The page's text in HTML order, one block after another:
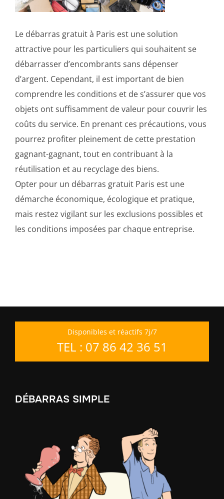
Le débarras gratuit à Paris est une solution
attractive pour les particuliers qui souhaitent se
débarrasser d’encombrants sans dépenser
d’argent. Cependant, il est important de bien
comprendre les conditions et de s’assurer que vos
objets ont suffisamment de valeur pour couvrir les
coûts du service. En prenant ces précautions, vous
pourrez profiter pleinement de cette prestation
gagnant-gagnant, tout en contribuant à la
réutilisation et au recyclage des biens.
Opter pour un débarras gratuit Paris est une
démarche économique, écologique et pratique,
mais restez vigilant sur les exclusions possibles et
les conditions imposées par chaque entreprise.
Disponibles et réactifs 7j/7
TEL : 07 86 42 36 51
DÉBARRAS SIMPLE